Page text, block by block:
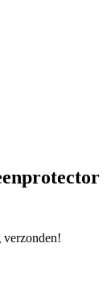
verzonden!